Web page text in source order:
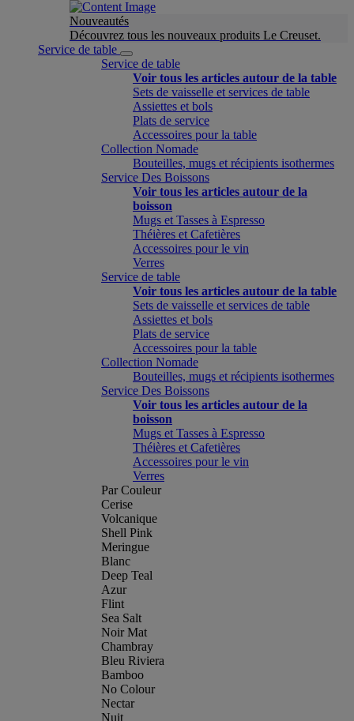
Nouveautés
Découvrez tous les nouveaux produits Le Creuset.
Service de table
Service de table
Voir tous les articles autour de la table
Sets de vaisselle et services de table
Assiettes et bols
Plats de service
Accessoires pour la table
Collection Nomade
Bouteilles, mugs et récipients isothermes
Service Des Boissons
Voir tous les articles autour de la
boisson
Mugs et Tasses à Espresso
Théières et Cafetières
Accessoires pour le vin
Verres
Service de table
Voir tous les articles autour de la table
Sets de vaisselle et services de table
Assiettes et bols
Plats de service
Accessoires pour la table
Collection Nomade
Bouteilles, mugs et récipients isothermes
Service Des Boissons
Voir tous les articles autour de la
boisson
Mugs et Tasses à Espresso
Théières et Cafetières
Accessoires pour le vin
Verres
Par Couleur
Cerise
Volcanique
Shell Pink
Meringue
Blanc
Deep Teal
Azur
Flint
Sea Salt
Noir Mat
Chambray
Bleu Riviera
Bamboo
No Colour
Nectar
Nuit